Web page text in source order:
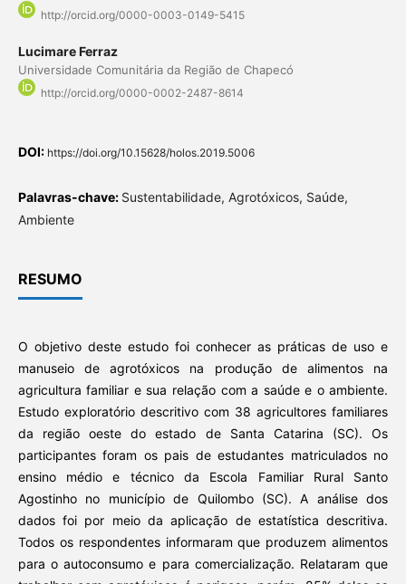
http://orcid.org/0000-0003-0149-5415
Lucimare Ferraz
Universidade Comunitária da Região de Chapecó
http://orcid.org/0000-0002-2487-8614
DOI: https://doi.org/10.15628/holos.2019.5006
Palavras-chave: Sustentabilidade, Agrotóxicos, Saúde,
Ambiente
RESUMO
O objetivo deste estudo foi conhecer as práticas de uso e
manuseio de agrotóxicos na produção de alimentos na
agricultura familiar e sua relação com a saúde e o ambiente.
Estudo exploratório descritivo com 38 agricultores familiares
da região oeste do estado de Santa Catarina (SC). Os
participantes foram os pais de estudantes matriculados no
ensino médio e técnico da Escola Familiar Rural Santo
Agostinho no município de Quilombo (SC). A análise dos
dados foi por meio da aplicação de estatística descritiva.
Todos os respondentes informaram que produzem alimentos
para o autoconsumo e para comercialização. Relataram que